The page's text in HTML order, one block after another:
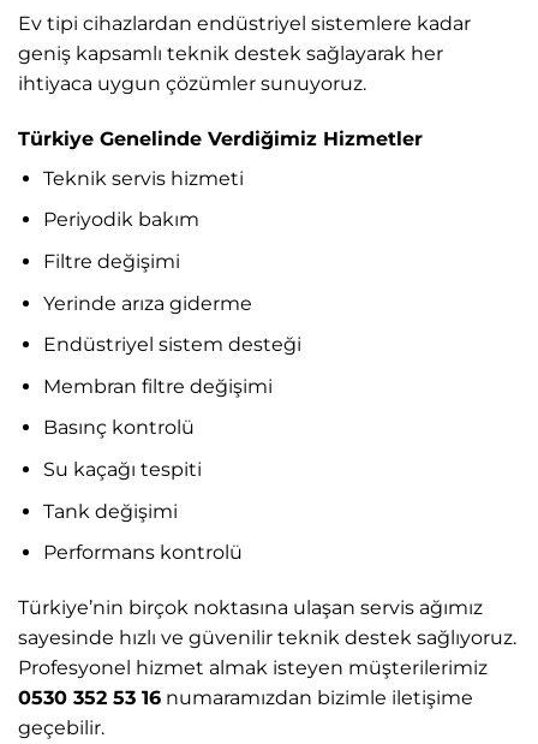
Ev tipi cihazlardan endüstriyel sistemlere kadar
geniş kapsamlı teknik destek sağlayarak her
ihtiyaca uygun çözümler sunuyoruz.
Türkiye Genelinde Verdiğimiz Hizmetler
Teknik servis hizmeti
Periyodik bakım
Filtre değişimi
Yerinde arıza giderme
Endüstriyel sistem desteği
Membran filtre değişimi
Basınç kontrolü
Su kaçağı tespiti
Tank değişimi
Performans kontrolü
Türkiye’nin birçok noktasına ulaşan servis ağımız
sayesinde hızlı ve güvenilir teknik destek sağlıyoruz.
Profesyonel hizmet almak isteyen müşterilerimiz
0530 352 53 16 numaramızdan bizimle iletişime
geçebilir.